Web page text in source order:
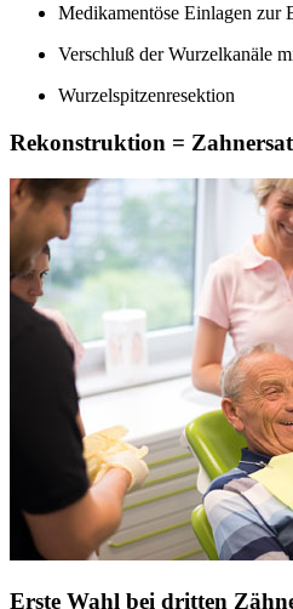
Medikamentöse Einlagen zur
Verschluß der Wurzelkanäle
Wurzelspitzenresektion
Rekonstruktion =
Erste Wahl bei dritten